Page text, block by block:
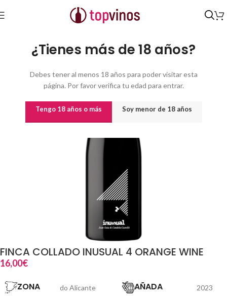
¿Tienes más de 18 años?
Debes tener al menos 18 años para poder visitar esta
página. Por favor verifica tu edad para entrar.
Tengo 18 años o más Soy menor de 18 años
Inicio Vinos por origen
FINCA COLLADO INUSUAL 4 ORANGE WINE
16,00€
ZONA do Alicante AÑADA 2023